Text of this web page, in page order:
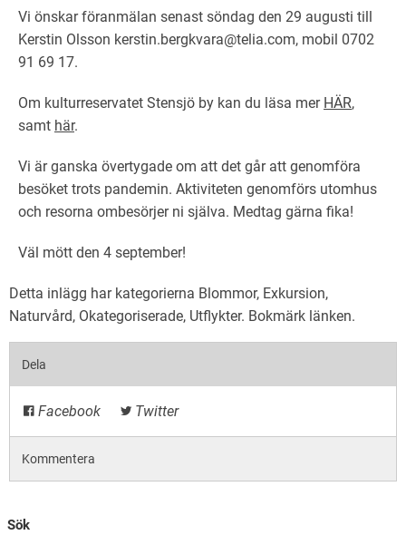
Vi önskar föranmälan senast söndag den 29 augusti till
Kerstin Olsson kerstin.bergkvara@telia.com, mobil 0702
91 69 17.
Om kulturreservatet Stensjö by kan du läsa mer HÄR,
samt här.
Vi är ganska övertygade om att det går att genomföra
besöket trots pandemin. Aktiviteten genomförs utomhus
och resorna ombesörjer ni själva. Medtag gärna fika!
Väl mött den 4 september!
Detta inlägg har kategorierna Blommor, Exkursion,
Naturvård, Okategoriserade, Utflykter. Bokmärk länken.
Dela
Facebook Twitter
Kommentera
Sök